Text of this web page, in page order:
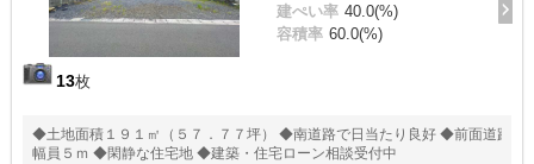
13枚
建ぺい率 40.0(%)
容積率 60.0(%)
◆土地面積１９１㎡（５７．７７坪） ◆南道路で日当たり良好 ◆前面道路
幅員５ｍ ◆閑静な住宅地 ◆建築・住宅ローン相談受付中